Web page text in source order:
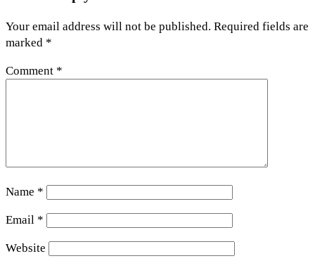
Your email address will not be published. Required fields are
marked *
Comment *
Name *
Email *
Website